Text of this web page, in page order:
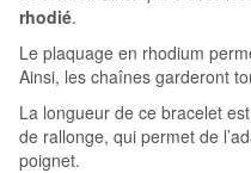
rhodié.
Le plaquage en rhodium
Ainsi, les chaînes garderont
La longueur de ce bracelet
de rallonge, qui permet de
poignet.